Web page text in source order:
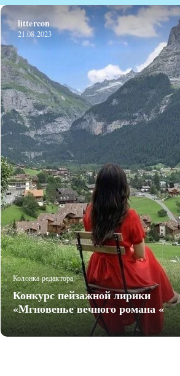
Колонка редактора
Конкурс пейзажной лирики
«Мгновенье вечного романа «
littercon
21.08.2023